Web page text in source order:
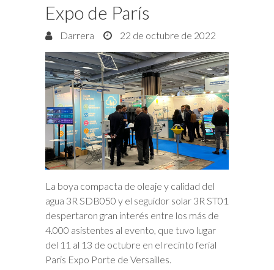
Expo de París
Darrera 22 de octubre de 2022
La boya compacta de oleaje y calidad del
agua 3R SDB050 y el seguidor solar 3R ST01
despertaron gran interés entre los más de
4.000 asistentes al evento, que tuvo lugar
del 11 al 13 de octubre en el recinto ferial
Paris Expo Porte de Versailles.